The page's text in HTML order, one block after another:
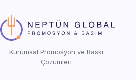
Kurumsal Promosyon ve Baskı
Çözümleri